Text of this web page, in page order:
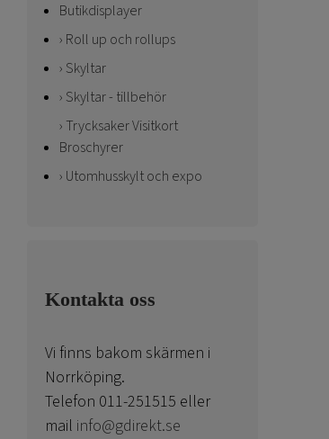
Butikdisplayer
Roll up och rollups
Skyltar
Skyltar - tillbehör
Trycksaker Visitkort
Broschyrer
Utomhusskylt och expo
Kontakta oss
Vi finns bakom skärmen i
Norrköping.
Telefon 011-251515 eller
mail info@gdirekt.se